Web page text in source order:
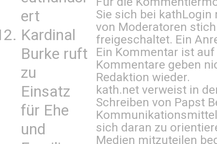
ert
Kardinal
Burke ruft
zu
Einsatz
für Ehe
und
Sie sich bei kathLogin
von Moderatoren
freigeschaltet. Ein
Ein Kommentar ist
Kommentare geben
Redaktion wieder.
kath.net verweist in
Schreiben von Papst
sich daran zu
Medien mitzuteilen